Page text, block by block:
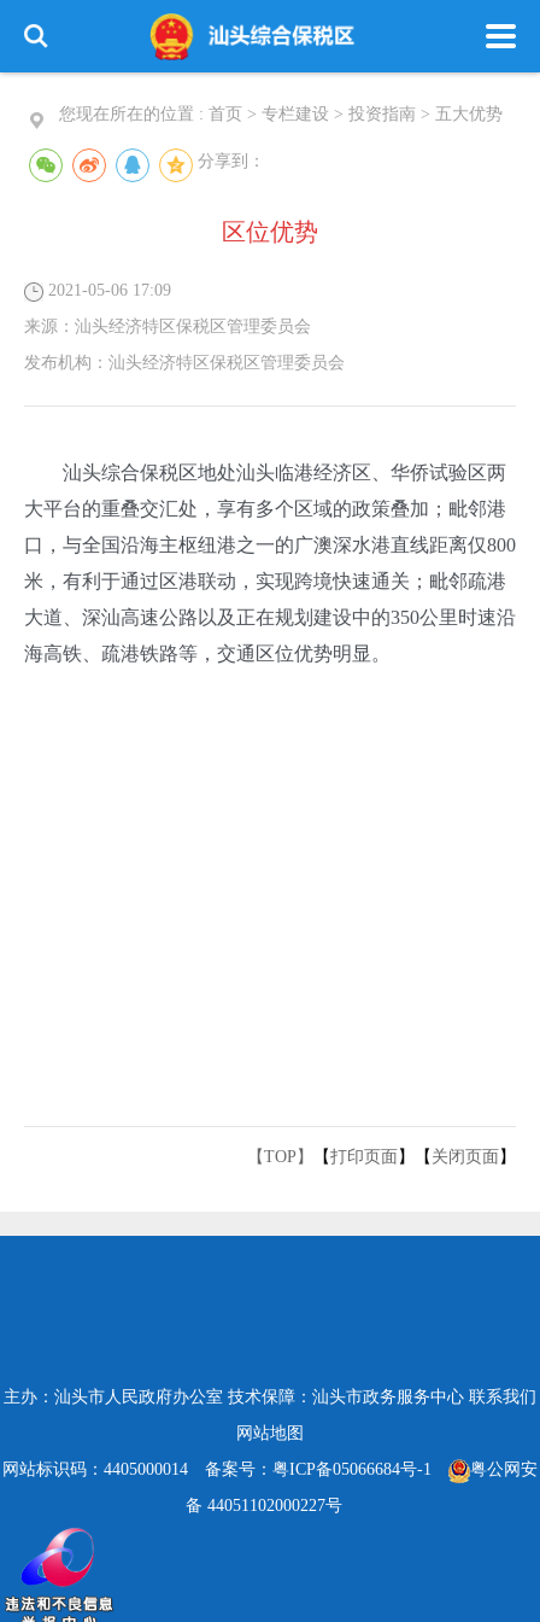
您现在所在的位置 : 首页 > 专栏建设 > 投资指南 > 五大优势
分享到：
区位优势
2021-05-06 17:09
来源： 汕头经济特区保税区管理委员会
发布机构： 汕头经济特区保税区管理委员会
汕头综合保税区地处汕头临港经济区、华侨试验区两
大平台的重叠交汇处，享有多个区域的政策叠加；毗邻港
口，与全国沿海主枢纽港之一的广澳深水港直线距离仅800
米，有利于通过区港联动，实现跨境快速通关；毗邻疏港
大道、深汕高速公路以及正在规划建设中的350公里时速沿
海高铁、疏港铁路等，交通区位优势明显。
【TOP】 【打印页面 】【 关闭页面 】
主办：汕头市人民政府办公室 技术保障：汕头市政务服务中心 联系我们
网站地图
网站标识码：4405000014
备案号：粤ICP备05066684号-1
粤公网安
备 44051102000227号